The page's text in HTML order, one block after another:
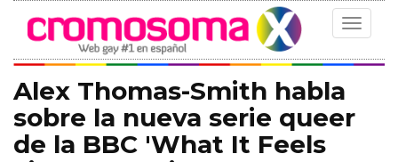
Toggle
Alex Thomas-Smith habla
sobre la nueva serie queer
de la BBC 'What It Feels